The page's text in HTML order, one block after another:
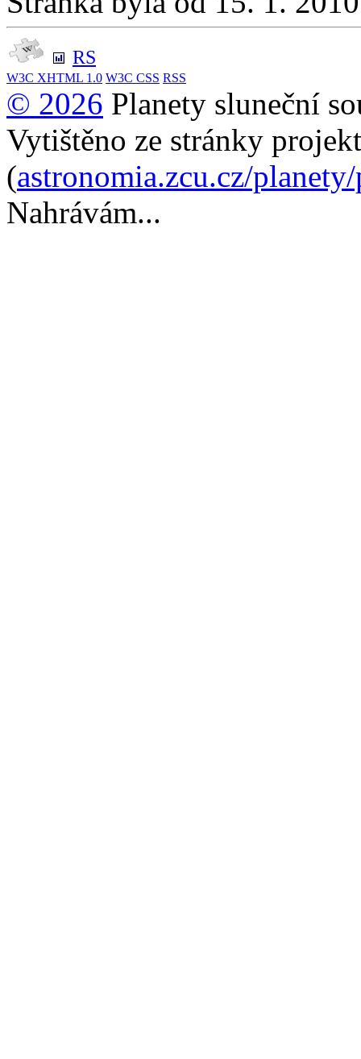
RS
W3C XHTML 1.0 W3C CSS RSS
© 2026 Planety sluneční
Vytištěno ze stránky
(astronomia.zcu.cz/
Nahrávám...